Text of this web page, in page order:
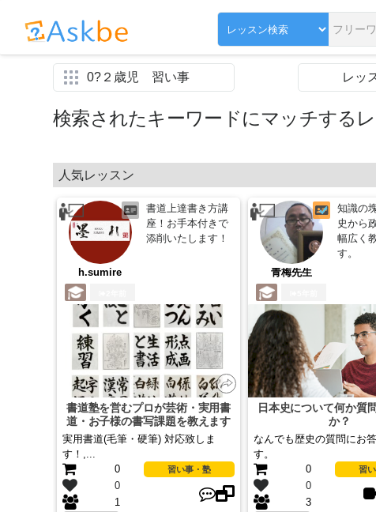
0?２歳児 習い事 レッ
検索されたキーワードにマッチする
人気レッスン
h.sumire
書道上達書き方講
座！お手本付きで
添削いたします！
書道塾を営むプロが芸術・実用書
道・お子様の書写課題を教えます
実用書道(毛筆・硬筆) 対応致しま
す！,...
0
0
1
習い事・塾
青梅先生
知識の
史から
幅広く
す。
日本史について何か質
か？
なんでも歴史の質問にお
す。
0
0
3
習